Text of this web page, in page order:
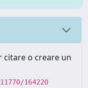
citare o creare un
164220